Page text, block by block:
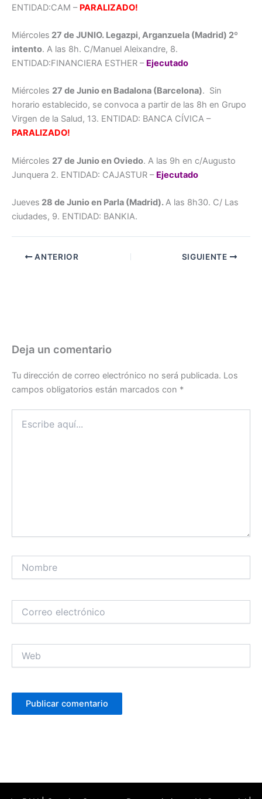
ENTIDAD:CAM – PARALIZADO!
Miércoles 27 de JUNIO. Legazpi, Arganzuela (Madrid) 2º
intento. A las 8h. C/Manuel Aleixandre, 8.
ENTIDAD:FINANCIERA ESTHER – Ejecutado
Miércoles 27 de Junio en Badalona (Barcelona). Sin
horario establecido, se convoca a partir de las 8h en Grupo
Virgen de la Salud, 13. ENTIDAD: BANCA CÍVICA –
PARALIZADO!
Miércoles 27 de Junio en Oviedo. A las 9h en c/Augusto
Junquera 2. ENTIDAD: CAJASTUR – Ejecutado
Jueves 28 de Junio en Parla (Madrid).A las 8h30. C/ Las
ciudades, 9. ENTIDAD: BANKIA.
ANTERIOR SIGUIENTE
Deja un comentario
Tu dirección de correo electrónico no será publicada. Los
campos obligatorios están marcados con *
aquí...
electrónico